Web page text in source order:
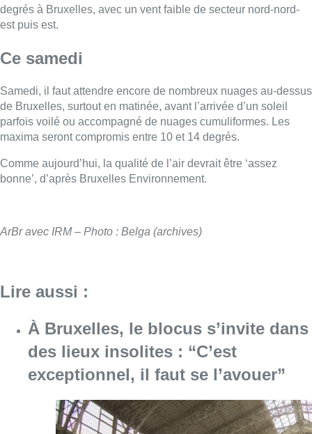
degrés à Bruxelles, avec un vent faible de secteur nord-nord-
est puis est.
Ce samedi
Samedi, il faut attendre encore de nombreux nuages au-dessus
de Bruxelles, surtout en matinée, avant l’arrivée d’un soleil
parfois voilé ou accompagné de nuages cumuliformes. Les
maxima seront compromis entre 10 et 14 degrés.
Comme aujourd’hui, la qualité de l’air devrait être ‘assez
bonne’, d’après Bruxelles Environnement.
ArBr avec IRM – Photo : Belga (archives)
Lire aussi :
À Bruxelles, le blocus s’invite dans
des lieux insolites : “C’est
exceptionnel, il faut se l’avouer”